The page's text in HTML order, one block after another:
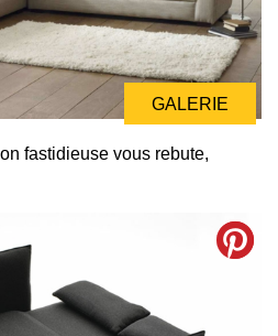
GALERIE
fastidieuse vous rebute,